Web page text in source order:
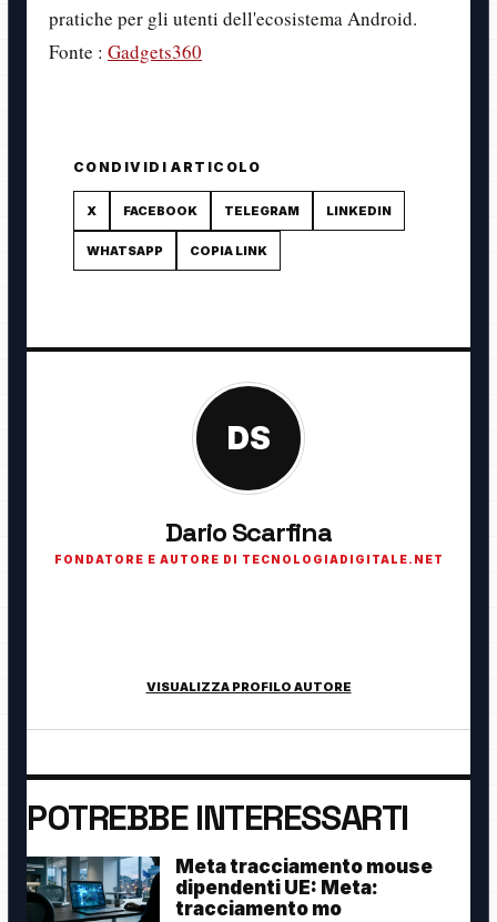
pratiche per gli utenti dell'ecosistema Android.
Fonte : Gadgets360
CONDIVIDI ARTICOLO
X FACEBOOK TELEGRAM LINKEDIN
WHATSAPP COPIA LINK
DS
Dario Scarfina
FONDATORE E AUTORE DI TECNOLOGIADIGITALE.NET
VISUALIZZA PROFILO AUTORE
POTREBBE INTERESSARTI
Meta tracciamento mouse
dipendenti UE: Meta:
tracciamento mo